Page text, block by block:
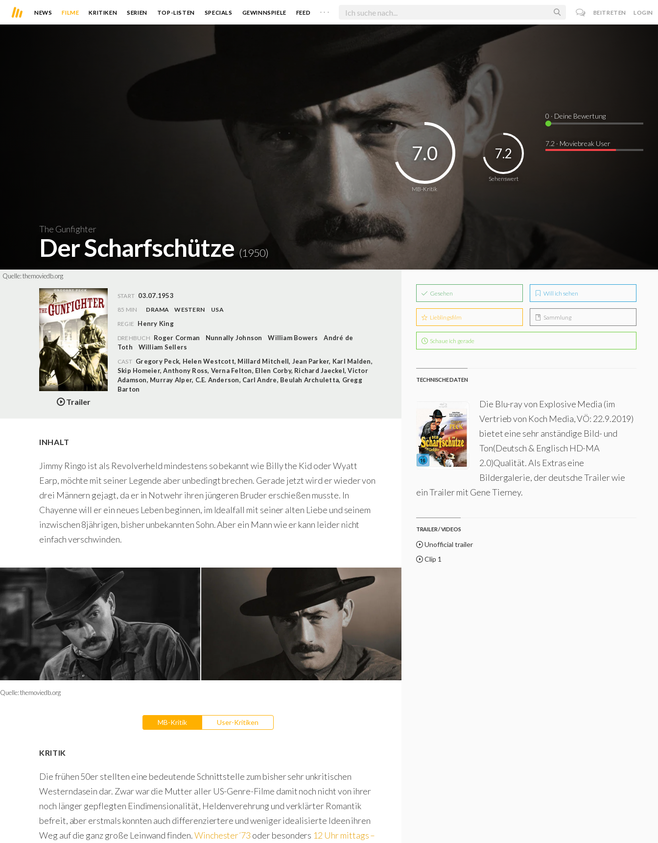
NEWS FILME KRITIKEN SERIEN TOP-LISTEN SPECIALS GEWINNSPIELE FEED . . . BEITRETEN LOGIN
The Gunfighter
Der Scharfschütze (1950)
MB-Kritik
7.0
Sehenswert
7.2
0 · Deine Bewertung
7.2 · Moviebreak User
Quelle:themoviedb.org
Trailer
START 03.07.1953
85 MIN DRAMA WESTERN
USA
REGIE Henry King
DREHBUCH Roger Corman Nunnally Johnson William Bowers
André de
Toth
William Sellers
CAST Gregory Peck, Helen Westcott, Millard Mitchell, Jean Parker, Karl Malden,
Skip Homeier,Anthony Ross, Verna Felton, Ellen Corby, Richard Jaeckel,Victor
Adamson, Murray Alper, C.E. Anderson, Carl Andre, Beulah Archuletta, Gregg
Barton
INHALT
Jimmy Ringo ist als Revolverheld mindestens so bekannt wie Billy the Kid oder Wyatt
Earp, möchte mit seiner Legende aber unbedingt brechen. Gerade jetzt wird er wieder von
drei Männern gejagt, da er in Notwehr ihren jüngeren Bruder erschießen musste. In
Chayenne will er ein neues Leben beginnen, im Idealfall mit seiner alten Liebe und seinem
inzwischen 8jährigen, bisher unbekannten Sohn. Aber ein Mann wie er kann leider nicht
einfach verschwinden.
Quelle:themoviedb.org
MB-Kritik User-Kritiken
KRITIK
Die frühen 50er stellten eine bedeutende Schnittstelle zum bisher sehr unkritischen
Westerndasein dar. Zwar war die Mutter aller US-Genre-Filme damit noch nicht von ihrer
noch länger gepflegten Eindimensionalität, Heldenverehrung und verklärter Romantik
befreit, aber erstmals konnten auch differenziertere und weniger idealisierte Ideen ihren
Weg auf die ganz große Leinwand finden.Winchester´73 oder besonders 12 Uhr mittags –
Gesehen Will ich sehen
Lieblingsfilm Sammlung
Schaue ich gerade
TECHNISCHE DATEN
Die Blu-ray von Explosive Media (im
Vertrieb von Koch Media, VÖ: 22.9.2019)
bietet eine sehr anständige Bild- und
Ton(Deutsch & Englisch HD-MA
2.0)Qualität. Als Extras eine
Bildergalerie, der deutsche Trailer wie
ein Trailer mit Gene Tierney.
TRAILER / VIDEOS
Unofficial trailer
Clip 1